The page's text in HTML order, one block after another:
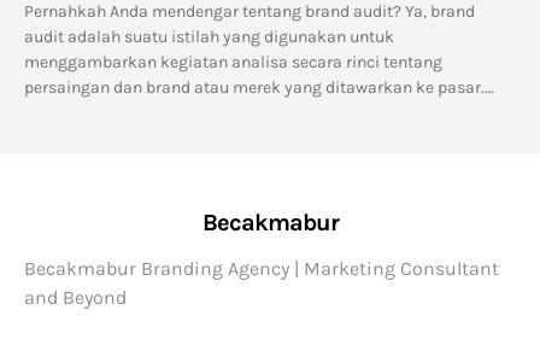
Pernahkah Anda mendengar tentang brand audit? Ya, brand
audit adalah suatu istilah yang digunakan untuk
menggambarkan kegiatan analisa secara rinci tentang
persaingan dan brand atau merek yang ditawarkan ke pasar.…
Becakmabur
Becakmabur Branding Agency | Marketing Consultant
and Beyond